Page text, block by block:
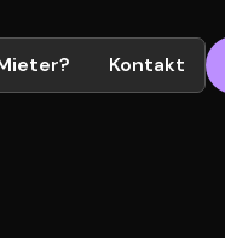
Kontakt